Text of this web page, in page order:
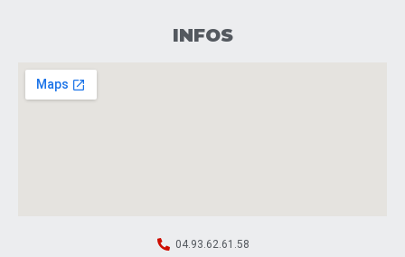
INFOS
04.93.62.61.58